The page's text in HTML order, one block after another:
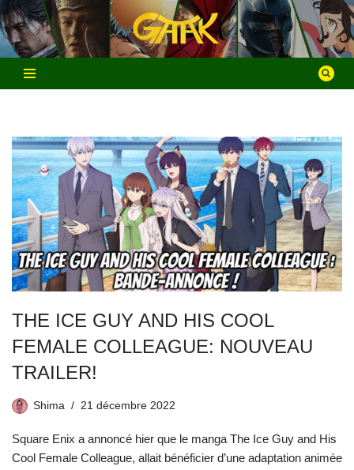
Aller
au
contenu
THE ICE GUY AND HIS COOL
FEMALE COLLEAGUE: NOUVEAU
TRAILER!
Shima 21 décembre 2022
Square Enix a annoncé hier que le manga The Ice Guy and His
Cool Female Colleague, allait bénéficier d’une adaptation animée